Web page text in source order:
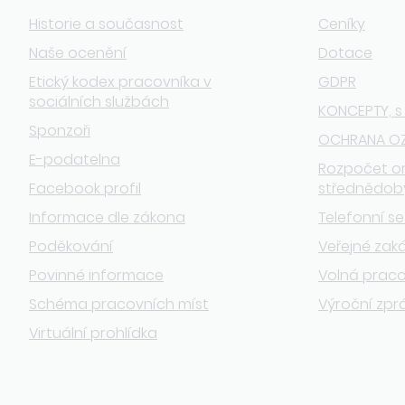
Historie a současnost
Naše ocenění
Etický kodex pracovníka v
sociálních službách
Sponzoři
E-podatelna
Facebook profil
Informace dle zákona
Poděkování
Povinné informace
Schéma pracovních míst
Virtuální prohlídka
Ceníky
Dotace
GDPR
OCHRANA
Rozpočet
Telefonní
Veřejné
Volná
Výroční